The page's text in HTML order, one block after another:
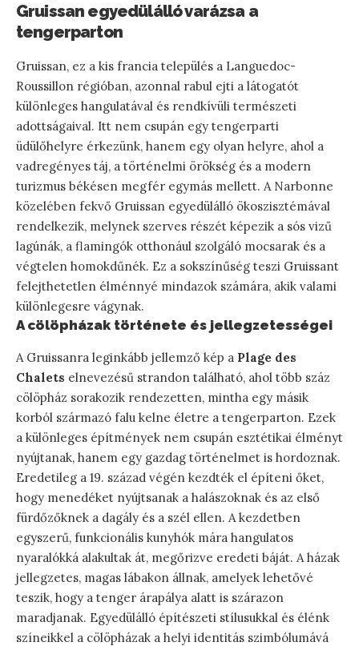
Gruissan egyedülálló varázsa a
tengerparton
Gruissan, ez a kis francia település a Languedoc-
Roussillon régióban, azonnal rabul ejti a látogatót
különleges hangulatával és rendkívüli természeti
adottságaival. Itt nem csupán egy tengerparti
üdülőhelyre érkezünk, hanem egy olyan helyre, ahol a
vadregényes táj, a történelmi örökség és a modern
turizmus békésen megfér egymás mellett. A Narbonne
közelében fekvő Gruissan egyedülálló ökoszisztémával
rendelkezik, melynek szerves részét képezik a sós vizű
lagúnák, a flamingók otthonául szolgáló mocsarak és a
végtelen homokdűnék. Ez a sokszínűség teszi Gruissant
felejthetetlen élménnyé mindazok számára, akik valami
különlegesre vágynak.
A cölöpházak története és jellegzetességei
A Gruissanra leginkább jellemző kép a Plage des
Chalets elnevezésű strandon található, ahol több száz
cölöpház sorakozik rendezetten, mintha egy másik
korból származó falu kelne életre a tengerparton. Ezek
a különleges építmények nem csupán esztétikai élményt
nyújtanak, hanem egy gazdag történelmet is hordoznak.
Eredetileg a 19. század végén kezdték el építeni őket,
hogy menedéket nyújtsanak a halászoknak és az első
fürdőzőknek a dagály és a szél ellen. A kezdetben
egyszerű, funkcionális kunyhók mára hangulatos
nyaralókká alakultak át, megőrizve eredeti báját. A házak
jellegzetes, magas lábakon állnak, amelyek lehetővé
teszik, hogy a tenger árapálya alatt is szárazon
maradjanak. Egyedülálló építészeti stílusukkal és élénk
színeikkel a cölöpházak a helyi identitás szimbólumává